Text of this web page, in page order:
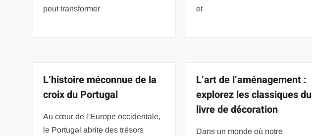
peut transformer
et
L’histoire méconnue de la
croix du Portugal
Au cœur de l’Europe occidentale,
le Portugal abrite des trésors
L’art de l’aménagement :
explorez les classiques du
livre de décoration
Dans un monde où notre